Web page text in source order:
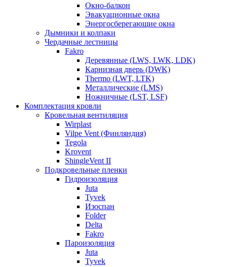
Окно-балкон
Эвакуационные окна
Энергосберегающие окна
Дымники и колпаки
Чердачные лестницы
Fakro
Деревянные (LWS, LWK, LDK)
Карнизная дверь (DWK)
Thermo (LWT, LTK)
Металлические (LMS)
Ножничные (LST, LSF)
Комплектация кровли
Кровельная вентиляция
Wirplast
Vilpe Vent (Финляндия)
Tegola
Krovent
ShingleVent II
Подкровельные пленки
Гидроизоляция
Juta
Tyvek
Изоспан
Folder
Delta
Fakro
Пароизоляция
Juta
Tyvek